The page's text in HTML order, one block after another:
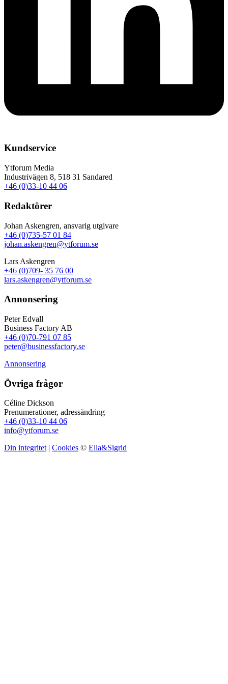
Kundservice
Ytforum Media
Industrivägen 8, 518 31 Sandared
+46 (0)33-10 44 06
Redaktörer
Johan Askengren, ansvarig utgivare
+46 (0)735-57 01 84
johan.askengren@ytforum.se
Lars Askengren
+46 (0)709- 35 76 00
lars.askengren@ytforum.se
Annonsering
Peter Edvall
Business Factory AB
+46 (0)70-791 07 85
peter@businessfactory.se
Annonsering
Övriga frågor
Céline Dickson
Prenumerationer, adressändring
+46 (0)33-10 44 06
info@ytforum.se
Din integritet | Cookies © Ella&Sigrid